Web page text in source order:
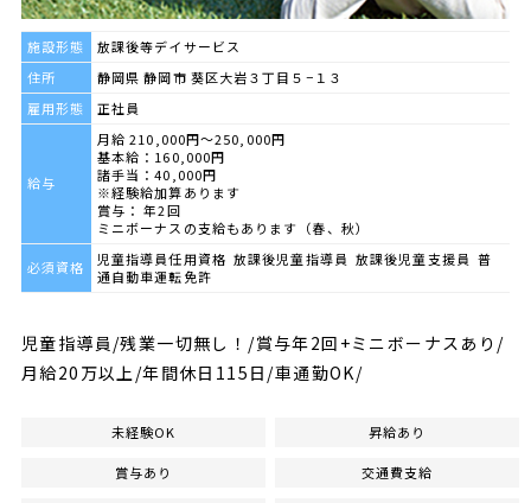
施設形態
放課後等デイサービス
住所
静岡県 静岡市 葵区大岩３丁目５−１３
雇用形態
正社員
給与
月給 210,000円～250,000円
基本給：160,000円
諸手当：40,000円
※経験給加算あります
賞与： 年2回
ミニボーナスの支給もあります（春、秋）
必須資格
児童指導員任用資格 放課後児童指導員 放課後児童支援員 普
通自動車運転免許
児童指導員/残業一切無し！/賞与年2回+ミニボーナスあり/
月給20万以上/年間休日115日/車通勤OK/
未経験OK 昇給あり
賞与あり 交通費支給